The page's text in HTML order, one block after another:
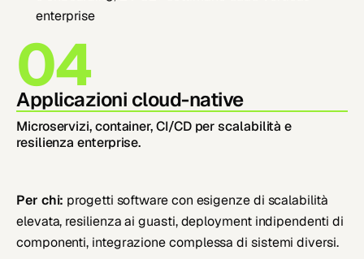
enterprise
04
Applicazioni cloud-native
Microservizi, container, CI/CD per scalabilità e
resilienza enterprise.
Per chi: progetti software con esigenze di scalabilità
elevata, resilienza ai guasti, deployment indipendenti di
componenti, integrazione complessa di sistemi diversi.